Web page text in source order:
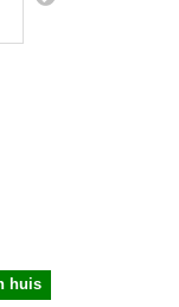
huis